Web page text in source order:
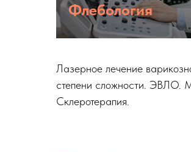
Флебология
Лазерное лечение
степени сложности. ЭВЛО.
Склеротерапия.